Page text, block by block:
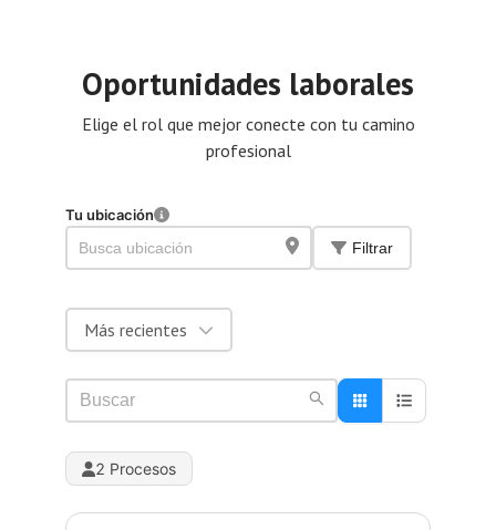
Oportunidades laborales
Elige el rol que mejor conecte con tu camino
profesional
Tu ubicación
Busca ubicación
Filtrar
Más recientes
2 Procesos